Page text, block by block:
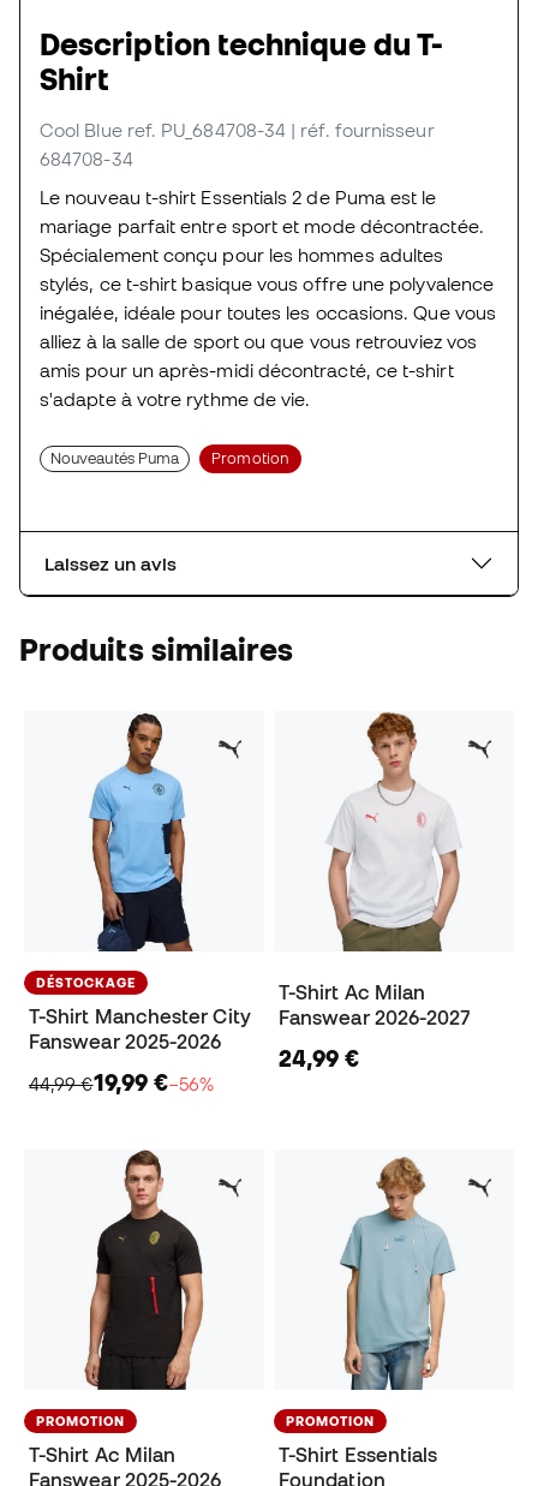
Description technique du T-
Shirt
Cool Blue ref. PU_684708-34 | réf. fournisseur
684708-34
Le nouveau t-shirt Essentials 2 de Puma est le
mariage parfait entre sport et mode décontractée.
Spécialement conçu pour les hommes adultes
stylés, ce t-shirt basique vous offre une polyvalence
inégalée, idéale pour toutes les occasions. Que vous
alliez à la salle de sport ou que vous retrouviez vos
amis pour un après-midi décontracté, ce t-shirt
s'adapte à votre rythme de vie.
Nouveautés Puma Promotion
Laissez un avis
Produits similaires
DÉSTOCKAGE
T-Shirt Manchester City
Fanswear 2025-2026
44,99 €19,99 €−56%
T-Shirt Ac Milan
Fanswear 2026-2027
24,99 €
PROMOTION
T-Shirt Ac Milan
Fanswear 2025-2026
PROMOTION
T-Shirt Essentials
Foundation